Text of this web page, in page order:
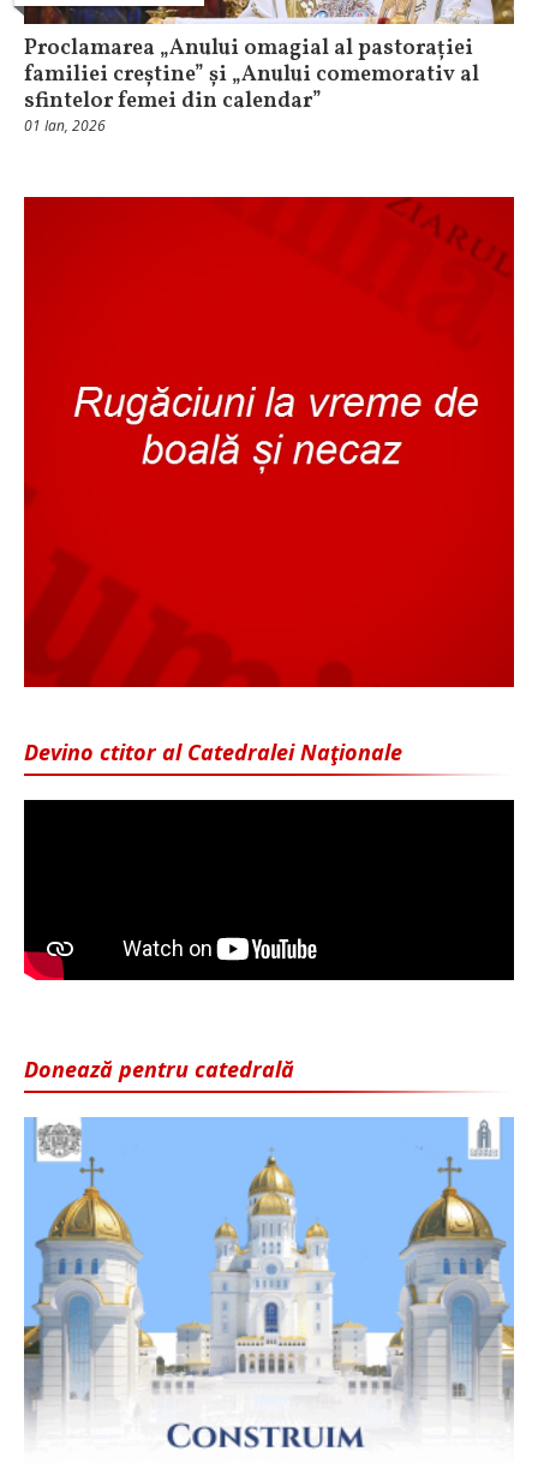
Proclamarea „Anului omagial al pastorației
familiei creștine” și „Anului comemorativ al
sfintelor femei din calendar”
01 Ian, 2026
Devino ctitor al Catedralei Naţionale
Donează pentru catedrală